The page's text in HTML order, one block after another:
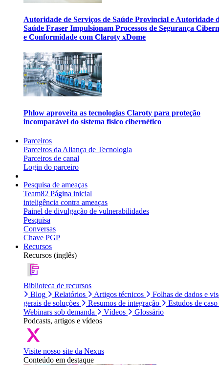
Autoridade de Serviços de Saúde Provincial e Autoridade
Saúde Fraser Impulsionam Processos de Segurança
e Conformidade com Claroty xDome
Phlow aproveita as tecnologias Claroty para proteção
incomparável do sistema físico cibernético
Parceiros
Parceiros da Aliança de Tecnologia
Parceiros de canal
Login do parceiro
Pesquisa de ameaças
Team82 Página inicial
inteligência contra ameaças
Painel de divulgação de vulnerabilidades
Pesquisa
Conversas
Chave PGP
Recursos
Recursos (inglês)
Biblioteca de recursos
Blog
Relatórios Artigos técnicos
Folhas de dados e
gerais de soluções
Resumos de integração
Estudos de caso
Webinars sob demanda
Vídeos
Glossário
Podcasts, artigos e vídeos
Visite nosso site da Nexus
Conteúdo em destaque